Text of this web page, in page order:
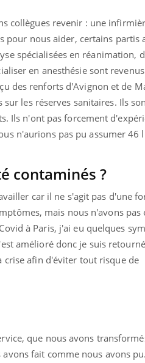
collègues revenir : une
nous aider, certains partis
spécialisées en réanimation,
en anesthésie sont
des renforts d'Avignon et de
les réserves sanitaires. Ils
Ils n'ont pas forcement
n'aurions pas pu assumer 46
contaminés ?
car il ne s'agit pas d'une
mais nous n'avons pas
à Paris, j'ai eu quelques
amélioré donc je suis
crise afin d'éviter tout risque de
que nous avons
fait comme nous avons